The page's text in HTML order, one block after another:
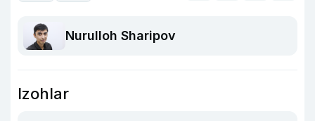
Nurulloh Sharipov
Izohlar